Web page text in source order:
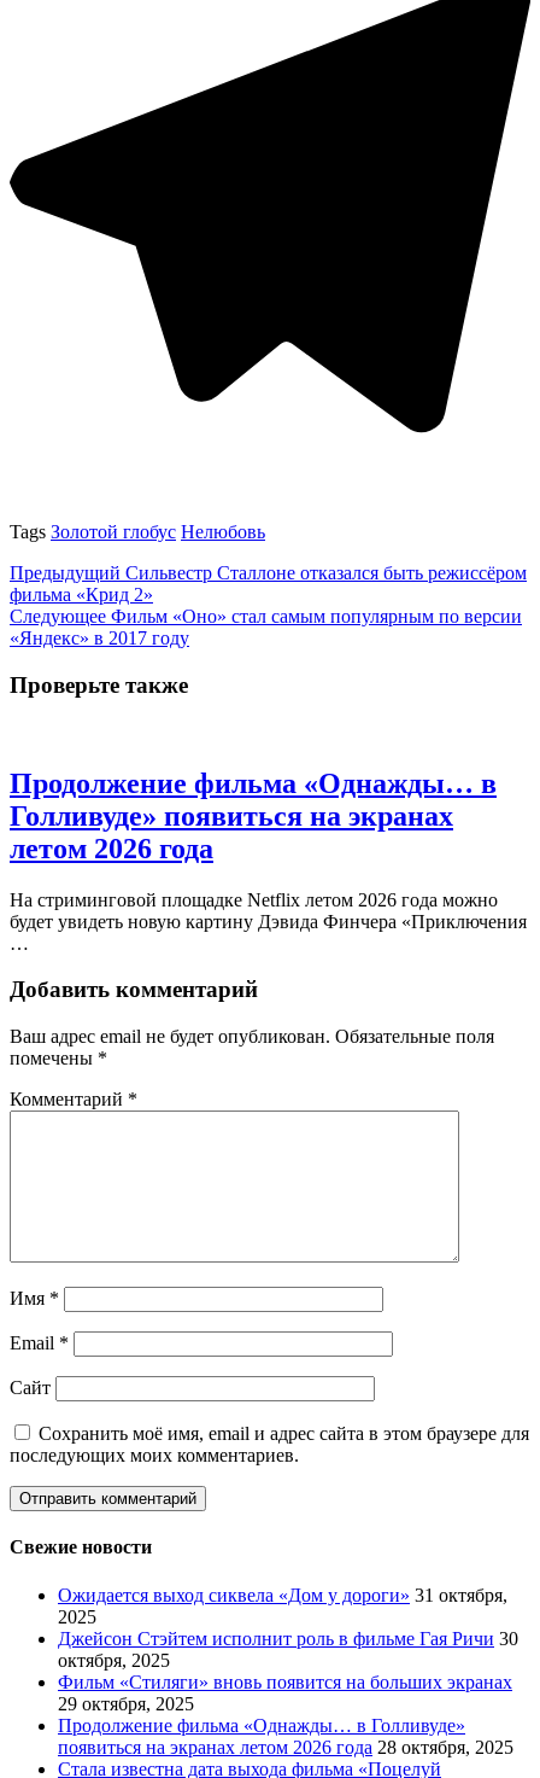
Tags Золотой глобус Нелюбовь
Предыдущий Сильвестр Сталлоне отказался быть режиссёром
фильма «Крид 2»
Следующее Фильм «Оно» стал самым популярным по версии
«Яндекс» в 2017 году
Проверьте также
Продолжение фильма «Однажды… в
Голливуде» появиться на экранах
летом 2026 года
На стриминговой площадке Netflix летом 2026 года можно
будет увидеть новую картину Дэвида Финчера «Приключения
…
Добавить комментарий
Ваш адрес email не будет опубликован. Обязательные поля
помечены *
Комментарий *
Имя *
Email *
Сайт
Сохранить моё имя, email и адрес сайта в этом браузере для
последующих моих комментариев.
Свежие новости
Ожидается выход сиквела «Дом у дороги» 31 октября,
2025
Джейсон Стэйтем исполнит роль в фильме Гая Ричи 30
октября, 2025
Фильм «Стиляги» вновь появится на больших экранах
29 октября, 2025
Продолжение фильма «Однажды… в Голливуде»
появиться на экранах летом 2026 года 28 октября, 2025
Стала известна дата выхода фильма «Поцелуй